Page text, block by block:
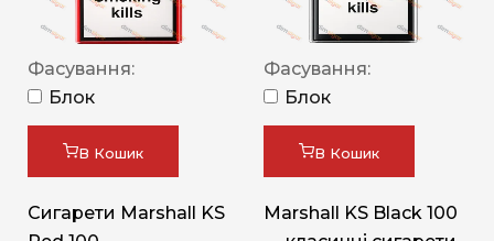
Фасування:
Блок
В Кошик
Сигарети Marshall KS
Фасування:
Блок
В Кошик
Marshall KS Black 100